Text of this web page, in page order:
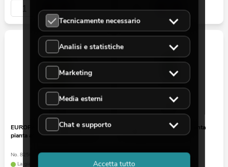
EUROPALMS Bougainvillea,
pianta artificiale, giallo, 180 cm
No. 82507081
La giacenza è di circa 12 sett.
EUROPALMS Laburno, pianta
artificiale, viola, 180 cm
No. 82507136
La giacenza è di circa 12 sett.
Tecnicamente necessario
Analisi e statistiche
Marketing
Media esterni
Chat e supporto
Accetta tutto